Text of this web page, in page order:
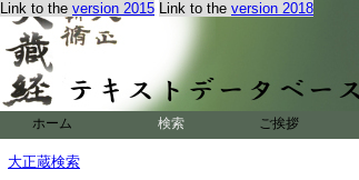
Link to the version 2015 Link to the version 2018
ホーム 検索 ご挨拶
大正蔵検索